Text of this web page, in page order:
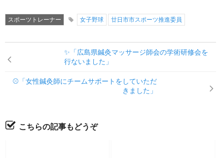
スポーツトレーナー 女子野球 廿日市市スポーツ推進委員
✨「広島県鍼灸マッサージ師会の学術研修会を
行ないました」
⚾「女性鍼灸師にチームサポートをしていただ
きました」
こちらの記事もどうぞ